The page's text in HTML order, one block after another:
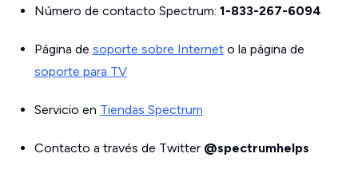
Número de contacto Spectrum: 1-833-267-6094
Página de soporte sobre Interneto la página de
soporte para TV
Servicio en Tiendas Spectrum
Contacto a través de Twitter @spectrumhelps